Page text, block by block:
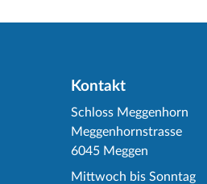
Kontakt
Schloss Meggenhorn
Meggenhornstrasse
6045 Meggen
Mittwoch bis Sonntag